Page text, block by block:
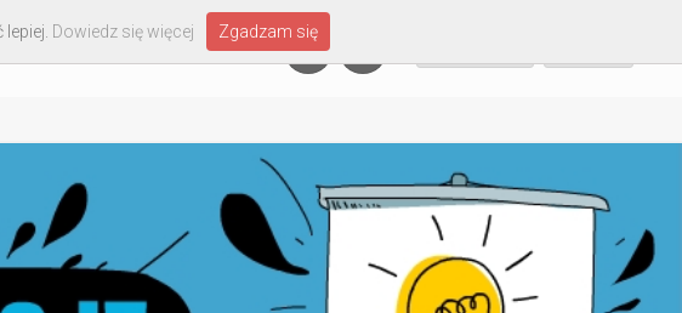
Dowiedz się więcej Zgadzam się